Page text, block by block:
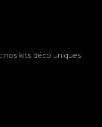
nos kits déco uniques